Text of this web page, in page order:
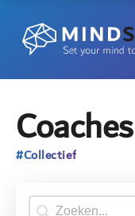
Coaches
#Collectief
Search content